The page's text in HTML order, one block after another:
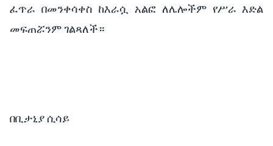
ፈጥራ በመንቀሳቀስ ከእራሷ አልፎ ለሌሎችም የሥራ እድል
መፍጠሯንም ገልጻለች።
በቢታኒያ ሲሳይ